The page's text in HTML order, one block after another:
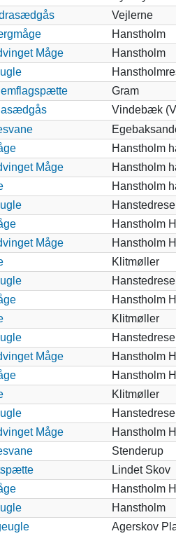
Vejlerne
Hanstholm
Måge Hanstholm
Gram
Vindebæk
Hanstholm
Måge Hanstholm
Hanstholm
Hanstholm
Måge Hanstholm
Klitmøller
Hanstholm
Klitmøller
Måge Hanstholm
Hanstholm
Klitmøller
Måge Hanstholm
Stenderup
Lindet Skov
Hanstholm
Hanstholm
Agerskov